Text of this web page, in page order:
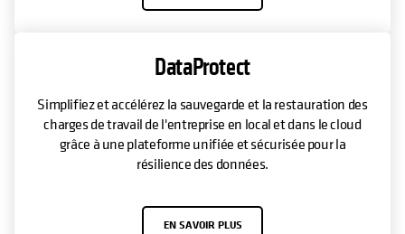
DataProtect
Simplifiez et accélérez la sauvegarde et la restauration des
charges de travail de l'entreprise en local et dans le cloud
grâce à une plateforme unifiée et sécurisée pour la
résilience des données.
EN SAVOIR PLUS